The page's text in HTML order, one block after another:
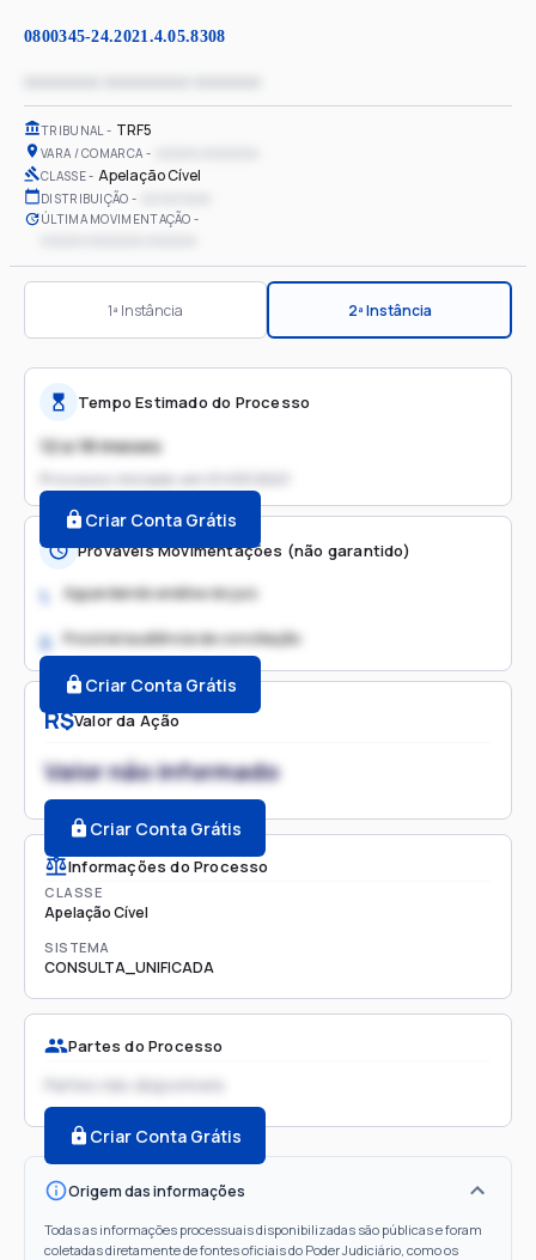
0800345-24.2021.4.05.8308
TRIBUNAL TRF5
VARA / COMARCA
CLASSE Apelação Cível
DISTRIBUIÇÃO
ÚLTIMA MOVIMENTAÇÃO
1ª Instância 2ª Instância
R$Valor da Ação
Valor não informado
Criar Conta Grátis
Informações do Processo
CLASSE
Apelação Cível
SISTEMA
CONSULTA_UNIFICADA
Partes do Processo
Partes não disponíveis
Criar Conta Grátis
Origem das informações
Todas as informações processuais disponibilizadas são públicas e foram
coletadas diretamente de fontes oficiais do Poder Judiciário, como os
Tempo Estimado do Processo
12 a 18 meses
Processo iniciado em
Criar Conta Grátis
Prováveis Movimentações (não garantido)
1. Aguardando análise do juiz
2. Possível audiência de conciliação
Criar Conta Grátis